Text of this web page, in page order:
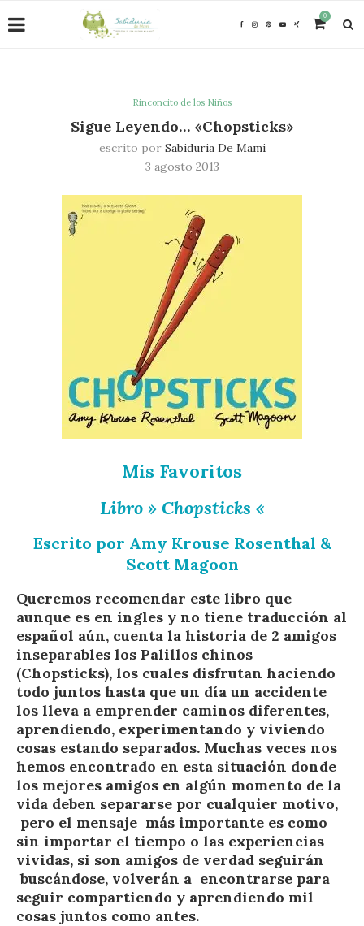
0
Rinconcito de los Niños
Sigue Leyendo… «Chopsticks»
escrito por Sabiduria De Mami
3 agosto 2013
Mis Favoritos
Libro » Chopsticks «
Escrito por Amy Krouse Rosenthal &
Scott Magoon
Queremos recomendar este libro que
aunque es en ingles y no tiene traducción al
español aún, cuenta la historia de 2 amigos
inseparables los Palillos chinos
(Chopsticks), los cuales disfrutan haciendo
todo juntos hasta que un día un accidente
los lleva a emprender caminos diferentes,
aprendiendo, experimentando y viviendo
cosas estando separados. Muchas veces nos
hemos encontrado en esta situación donde
los mejores amigos en algún momento de la
vida deben separarse por cualquier motivo,
pero el mensaje más importante es como
sin importar el tiempo o las experiencias
vividas, si son amigos de verdad seguirán
buscándose, volverán a encontrarse para
seguir compartiendo y aprendiendo mil
cosas juntos como antes.